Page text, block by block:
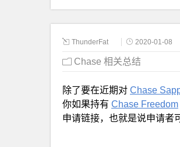
ThunderFat 2020-01-08
Chase 相关总结
除了要在近期对 Chase
你如果持有 Chase Freedom
申请链接，也就是说申请者